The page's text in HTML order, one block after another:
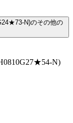
N)のその他の
N)